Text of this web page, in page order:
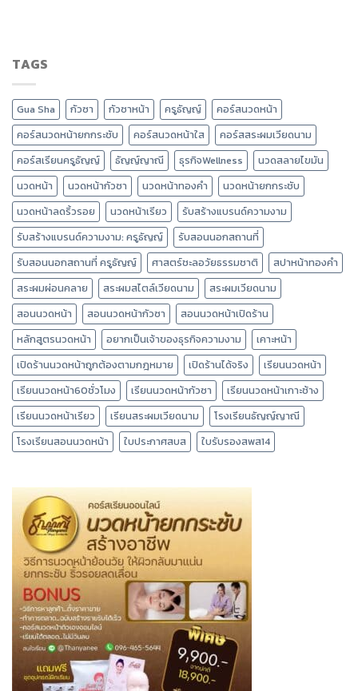
TAGS
Gua Sha กัวซา กัวซาหน้า ครูธัญญ์
คอร์สนวดหน้า
คอร์สนวดหน้ายกกระชับ
คอร์สนวดหน้าใส
คอร์สสระผมเวียดนาม
คอร์สเรียนครูธัญญ์
ธัญญ์ญาณี ธุรกิจWellness
นวดสลายไขมัน
นวดหน้า
นวดหน้ากัวซา นวดหน้าทองคำ
นวดหน้ายกกระชับ
นวดหน้าลดริ้วรอย
นวดหน้าเรียว
รับสร้างแบรนด์ความงาม
รับสร้างแบรนด์ความงาม: ครูธัญญ์
รับสอนนอกสถานที่
รับสอนนอกสถานที่ ครูธัญญ์
ศาสตร์ชะลอวัยธรรมชาติ
สปาหน้าทองคำ
สระผมผ่อนคลาย
สระผมสไตล์เวียดนาม
สระผมเวียดนาม
สอนนวดหน้า
สอนนวดหน้ากัวซา
สอนนวดหน้าเปิดร้าน
หลักสูตรนวดหน้า
อยากเป็นเจ้าของธุรกิจความงาม
เคาะหน้า
เปิดร้านนวดหน้าถูกต้องตามกฎหมาย
เปิดร้านได้จริง
เรียนนวดหน้า
เรียนนวดหน้า60ชั่วโมง
เรียนนวดหน้ากัวซา
เรียนนวดหน้าเกาะช้าง
เรียนนวดหน้าเรียว
เรียนสระผมเวียดนาม
โรงเรียนธัญญ์ญาณี
โรงเรียนสอนนวดหน้า
ใบประกาศสบส ใบรับรองสพส14